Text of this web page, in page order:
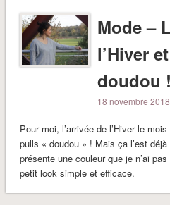
Mode –
l’Hiver
doudou !
18 novembre 2018
Pour moi, l’arrivée de l’Hiver le
pulls « doudou » ! Mais ça l’est
présente une couleur que je n’ai
petit look simple et efficace.